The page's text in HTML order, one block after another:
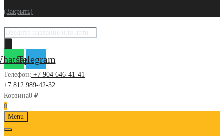
(Закрыть)
Поиск
Telegram
Телефон: +7 904 646-41-41
+7 812 989-42-32
Корзина0 ₽
0
Skip
to
Menu